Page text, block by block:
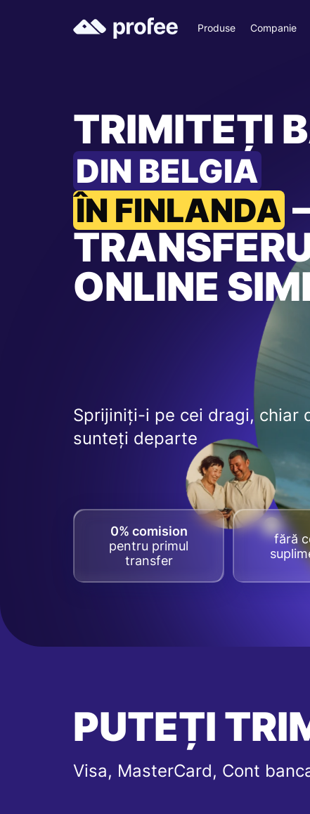
Produse Companie
TRIMITEȚI
DIN BELGIA
ÎN FINLANDA
ONLINE
Sprijiniți-i pe cei dragi, chiar
sunteți departe
0% comision
pentru primul
transfer
fără
PUTEȚI
Visa, MasterCard, Cont